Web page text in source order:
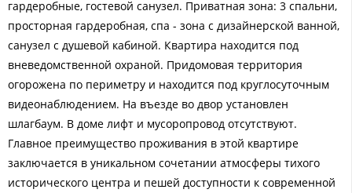
гардеробные, гостевой санузел. Приватная зона: 3 спальни,
просторная гардеробная, спа - зона с дизайнерской ванной,
санузел с душевой кабиной. Квартира находится под
вневедомственной охраной. Придомовая территория
огорожена по периметру и находится под круглосуточным
видеонаблюдением. На въезде во двор установлен
шлагбаум. В доме лифт и мусоропровод отсутствуют.
Главное преимущество проживания в этой квартире
заключается в уникальном сочетании атмосферы тихого
исторического центра и пешей доступности к современной